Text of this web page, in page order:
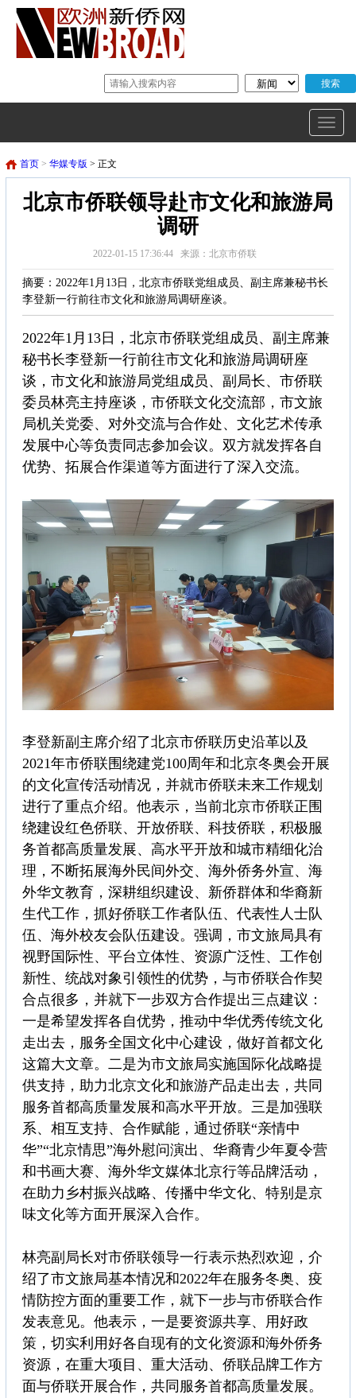
首页 > 华媒专版 > 正文
北京市侨联领导赴市文化和旅游局
调研
2022-01-15 17:36:44 来源：北京市侨联
摘要：2022年1月13日，北京市侨联党组成员、副主席兼秘书长
李登新一行前往市文化和旅游局调研座谈。
2022年1月13日，北京市侨联党组成员、副主席兼
秘书长李登新一行前往市文化和旅游局调研座
谈，市文化和旅游局党组成员、副局长、市侨联
委员林亮主持座谈，市侨联文化交流部，市文旅
局机关党委、对外交流与合作处、文化艺术传承
发展中心等负责同志参加会议。双方就发挥各自
优势、拓展合作渠道等方面进行了深入交流。
李登新副主席介绍了北京市侨联历史沿革以及
2021年市侨联围绕建党100周年和北京冬奥会开展
的文化宣传活动情况，并就市侨联未来工作规划
进行了重点介绍。他表示，当前北京市侨联正围
绕建设红色侨联、开放侨联、科技侨联，积极服
务首都高质量发展、高水平开放和城市精细化治
理，不断拓展海外民间外交、海外侨务外宣、海
外华文教育，深耕组织建设、新侨群体和华裔新
生代工作，抓好侨联工作者队伍、代表性人士队
伍、海外校友会队伍建设。强调，市文旅局具有
视野国际性、平台立体性、资源广泛性、工作创
新性、统战对象引领性的优势，与市侨联合作契
合点很多，并就下一步双方合作提出三点建议：
一是希望发挥各自优势，推动中华优秀传统文化
走出去，服务全国文化中心建设，做好首都文化
这篇大文章。二是为市文旅局实施国际化战略提
供支持，助力北京文化和旅游产品走出去，共同
服务首都高质量发展和高水平开放。三是加强联
系、相互支持、合作赋能，通过侨联“亲情中
华”“北京情思”海外慰问演出、华裔青少年夏令营
和书画大赛、海外华文媒体北京行等品牌活动，
在助力乡村振兴战略、传播中华文化、特别是京
味文化等方面开展深入合作。
林亮副局长对市侨联领导一行表示热烈欢迎，介
绍了市文旅局基本情况和2022年在服务冬奥、疫
情防控方面的重要工作，就下一步与市侨联合作
发表意见。他表示，一是要资源共享、用好政
策，切实利用好各自现有的文化资源和海外侨务
资源，在重大项目、重大活动、侨联品牌工作方
面与侨联开展合作，共同服务首都高质量发展。